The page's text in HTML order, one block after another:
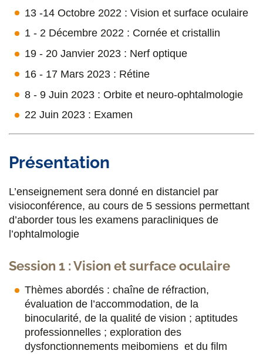
13 -14 Octobre 2022 : Vision et surface oculaire
1 - 2 Décembre 2022 : Cornée et cristallin
19 - 20 Janvier 2023 : Nerf optique
16 - 17 Mars 2023 : Rétine
8 - 9 Juin 2023 : Orbite et neuro-ophtalmologie
22 Juin 2023 : Examen
Présentation
L’enseignement sera donné en distanciel par
visioconférence, au cours de 5 sessions permettant
d’aborder tous les examens paracliniques de
l’ophtalmologie
Session 1 : Vision et surface oculaire
Thèmes abordés : chaîne de réfraction,
évaluation de l’accommodation, de la
binocularité, de la qualité de vision ; aptitudes
professionnelles ; exploration des
dysfonctionnements meibomiens et du film